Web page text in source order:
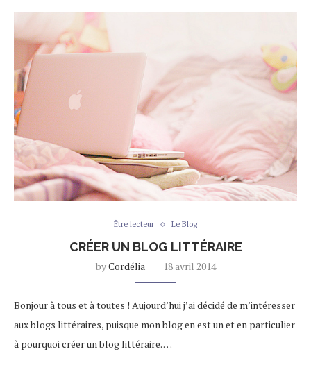
Être lecteur Le Blog
CRÉER UN BLOG LITTÉRAIRE
byCordélia 18 avril 2014
Bonjour à tous et à toutes ! Aujourd’hui j’ai décidé de m’intéresser
aux blogs littéraires, puisque mon blog en est un et en particulier
à pourquoi créer un blog littéraire. …